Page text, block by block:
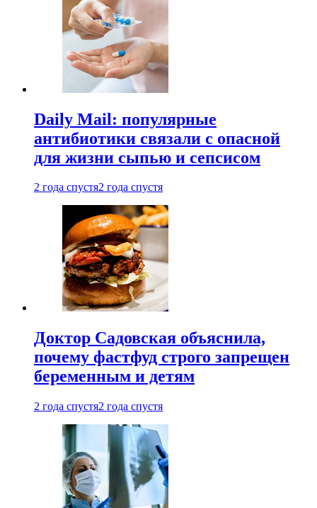
Daily Mail: популярные
антибиотики связали с опасной
для жизни сыпью и сепсисом
2 года спустя2 года спустя
Доктор Садовская объяснила,
почему фастфуд строго запрещен
беременным и детям
2 года спустя2 года спустя